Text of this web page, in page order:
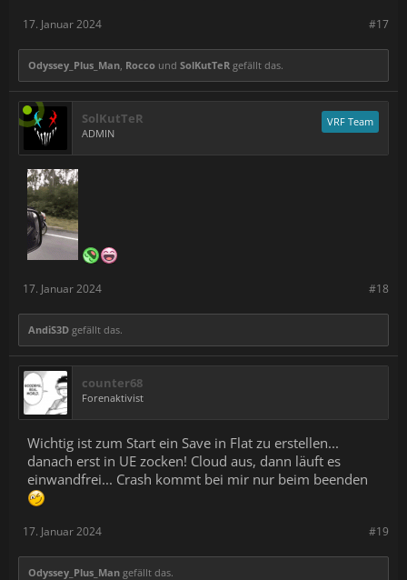
#17
17. Januar 2024
Odyssey_Plus_Man Rocco und SolKutTeR gefällt das.
SolKutTeR
ADMIN
VRF Team
#18
17. Januar 2024
AndiS3D gefällt das.
counter68
Forenaktivist
Wichtig ist zum Start ein Save in Flat zu erstellen...
danach erst in UE zocken! Cloud aus, dann läuft es
einwandfrei... Crash kommt bei mir nur beim beenden
#19
17. Januar 2024
Odyssey_Plus_Man gefällt das.